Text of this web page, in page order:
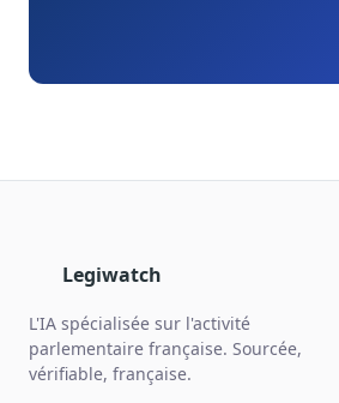
Legiwatch
L'IA spécialisée sur l'activité
parlementaire française. Sourcée,
vérifiable, française.